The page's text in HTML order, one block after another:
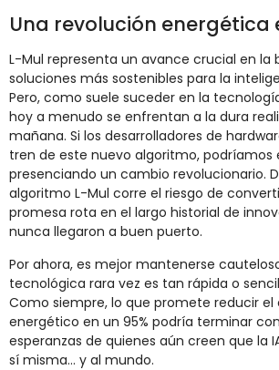
Una revolución energética
L-Mul representa un avance crucial en la
soluciones más sostenibles para la
Pero, como suele suceder en la
hoy a menudo se enfrentan a la dura
mañana. Si los desarrolladores de
tren de este nuevo algoritmo, podríamos
presenciando un cambio revolucionario.
algoritmo L-Mul corre el riesgo de
promesa rota en el largo historial de
nunca llegaron a buen puerto.
Por ahora, es mejor mantenerse
tecnológica rara vez es tan rápida o
Como siempre, lo que promete reducir el
energético en un 95% podría terminar
esperanzas de quienes aún creen que la
sí misma… y al mundo.